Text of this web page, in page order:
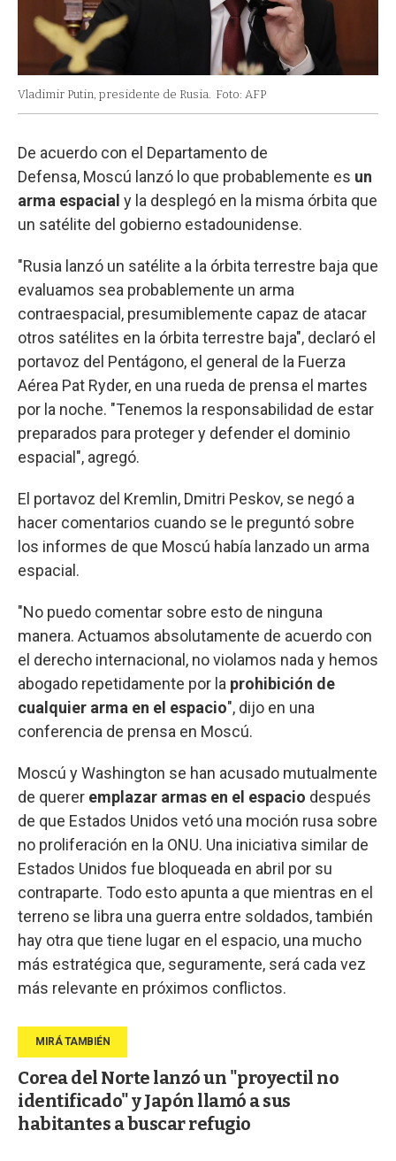
Vladimir Putin, presidente de Rusia. Foto: AFP
De acuerdo con el Departamento de
Defensa, Moscú lanzó lo que probablemente es un
arma espacial y la desplegó en la misma órbita que
un satélite del gobierno estadounidense.
"Rusia lanzó un satélite a la órbita terrestre baja que
evaluamos sea probablemente un arma
contraespacial, presumiblemente capaz de atacar
otros satélites en la órbita terrestre baja", declaró el
portavoz del Pentágono, el general de la Fuerza
Aérea Pat Ryder, en una rueda de prensa el martes
por la noche. "Tenemos la responsabilidad de estar
preparados para proteger y defender el dominio
espacial", agregó.
El portavoz del Kremlin, Dmitri Peskov, se negó a
hacer comentarios cuando se le preguntó sobre
los informes de que Moscú había lanzado un arma
espacial.
"No puedo comentar sobre esto de ninguna
manera. Actuamos absolutamente de acuerdo con
el derecho internacional, no violamos nada y hemos
abogado repetidamente por la prohibición de
cualquier arma en el espacio", dijo en una
conferencia de prensa en Moscú.
Moscú y Washington se han acusado mutualmente
de querer emplazar armas en el espacio después
de que Estados Unidos vetó una moción rusa sobre
no proliferación en la ONU. Una iniciativa similar de
Estados Unidos fue bloqueada en abril por su
contraparte. Todo esto apunta a que mientras en el
terreno se libra una guerra entre soldados, también
hay otra que tiene lugar en el espacio, una mucho
más estratégica que, seguramente, será cada vez
más relevante en próximos conflictos.
Corea del Norte lanzó un "proyectil no
identificado" y Japón llamó a sus
habitantes a buscar refugio